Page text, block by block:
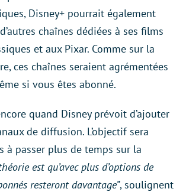
Disney+ pourrait également
chaînes dédiées à ses films
et aux Pixar. Comme sur la
ces chaînes seraient agrémentées
si vous êtes abonné.
quand Disney prévoit d’ajouter
de diffusion. L’objectif sera
à passer plus de temps sur la
est qu’avec plus d’options de
resteront davantage”, soulignent